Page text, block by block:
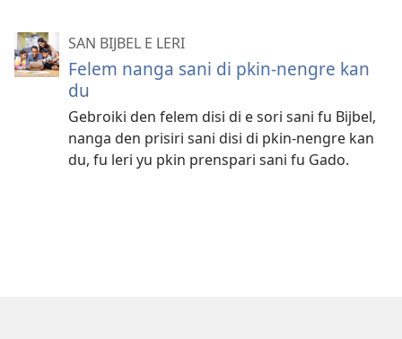
SAN BIJBEL E LERI
Felem nanga sani di pkin-nengre kan
du
Gebroiki den felem disi di e sori sani fu Bijbel,
nanga den prisiri sani disi di pkin-nengre kan
du, fu leri yu pkin prenspari sani fu Gado.